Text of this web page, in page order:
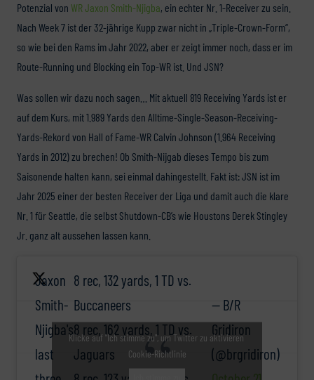
Potenzial von WR Jaxon Smith-Njigba, ein echter Nr. 1-Receiver zu sein.
Nach Week 7 ist der 32-jährige Kupp zwar nicht in „Triple-Crown-Form“,
so wie bei den Rams im Jahr 2022, aber er zeigt immer noch, dass er im
Route-Running und Blocking ein Top-WR ist. Und JSN?
Was sollen wir dazu noch sagen… Mit aktuell 819 Receiving Yards ist er
auf dem Kurs, mit 1.989 Yards den Alltime-Single-Season-Receiving-
Yards-Rekord von Hall of Fame-WR Calvin Johnson (1.964 Receiving
Yards in 2012) zu brechen! Ob Smith-Nijgab dieses Tempo bis zum
Saisonende halten kann, sei einmal dahingestellt. Fakt ist: JSN ist im
Jahr 2025 einer der besten Receiver der Liga und damit auch die klare
Nr. 1 für Seattle, die selbst Shutdown-CB’s wie Houstons Derek Stingley
Jr. ganz alt aussehen lassen kann.
Jaxon
Smith-
Njigba's
last
8 rec, 132 yards, 1 TD vs.
Buccaneers
8 rec, 162 yards, 1 TD vs.
Jaguars
— B/R
Gridiron
(@brgridiron)
Klicke auf "Ich stimme zu", um Twitter zu aktivieren
Cookie-Richtlinie